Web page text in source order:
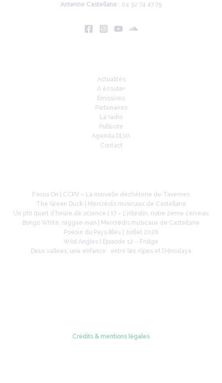
Antenne Castellane : 04 92 74 47 75
Actualités
À écouter
Émissions
Partenaires
La radio
Publicité
Agenda DLVA
Contact
Focus On | CCPV – La nouvelle déchèterie de Tavernes
The Green Duck | Mercredis musicaux de Castellane
Un p’tit quart d’heure de science | 17 – L’intestin, notre 2ème cerveau
Bongo White, raggae man | Mercredis musicaux de Castellane
Poésie du Pays Bleu | Juillet 2026
Wild Angles | Episode 12 – Fridge
Deux vallées, une enfance : entre les Alpes et l’Himalaya
Crédits & mentions légales